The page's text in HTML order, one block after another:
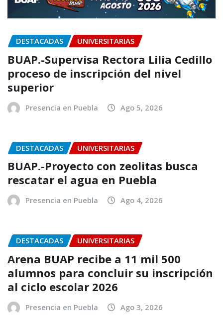
DESTACADAS UNIVERSITARIAS
BUAP.-Supervisa Rectora Lilia Cedillo
proceso de inscripción del nivel
superior
Presencia en Puebla Ago 5, 2026
DESTACADAS UNIVERSITARIAS
BUAP.-Proyecto con zeolitas busca
rescatar el agua en Puebla
Presencia en Puebla Ago 4, 2026
DESTACADAS UNIVERSITARIAS
Arena BUAP recibe a 11 mil 500
alumnos para concluir su inscripción
al ciclo escolar 2026
Presencia en Puebla Ago 3, 2026